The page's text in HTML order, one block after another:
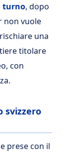
turno, dopo
non vuole
una
titolare
con
svizzero
prese con il